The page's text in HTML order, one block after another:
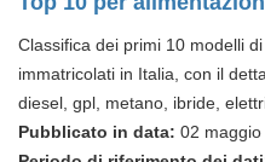
Classifica dei primi 10 modelli
immatricolati in Italia, con il
diesel, gpl, metano, ibride,
Pubblicato in data: 02 maggio